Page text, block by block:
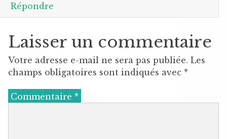
Répondre
Laisser un commentaire
Votre adresse e-mail ne sera pas publiée. Les
champs obligatoires sont indiqués avec *
Commentaire *